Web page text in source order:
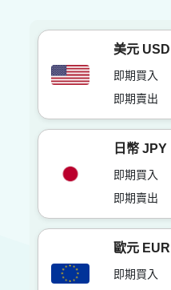
美元 USD
即期買入
即期賣出
日幣 JPY
即期買入
即期賣出
歐元 EUR
即期買入